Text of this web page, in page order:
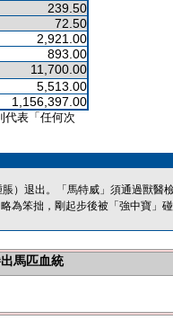
239.50
72.50
2,921.00
893.00
11,700.00
5,513.00
1,156,397.00
代表「任何次
）退出。「馬特威」須通過獸醫
為笨拙，剛起步後被「強中寶」
馬匹血統